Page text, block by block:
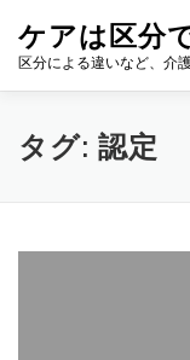
ケアは区分
区分による違いなど、介
タグ: 認定